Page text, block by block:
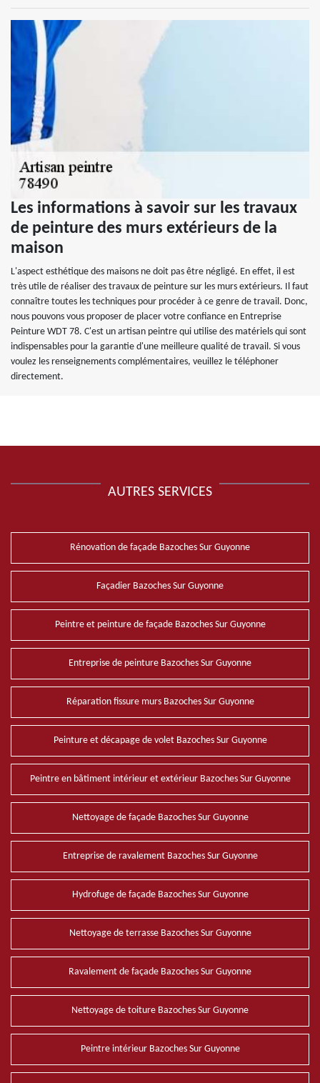
Les informations à savoir sur les travaux
de peinture des murs extérieurs de la
maison
L'aspect esthétique des maisons ne doit pas être négligé. En effet, il est
très utile de réaliser des travaux de peinture sur les murs extérieurs. Il faut
connaître toutes les techniques pour procéder à ce genre de travail. Donc,
nous pouvons vous proposer de placer votre confiance en Entreprise
Peinture WDT 78. C'est un artisan peintre qui utilise des matériels qui sont
indispensables pour la garantie d'une meilleure qualité de travail. Si vous
voulez les renseignements complémentaires, veuillez le téléphoner
directement.
AUTRES SERVICES
Rénovation de façade Bazoches Sur Guyonne
Façadier Bazoches Sur Guyonne
Peintre et peinture de façade Bazoches Sur Guyonne
Entreprise de peinture Bazoches Sur Guyonne
Réparation fissure murs Bazoches Sur Guyonne
Peinture et décapage de volet Bazoches Sur Guyonne
Peintre en bâtiment intérieur et extérieur Bazoches Sur Guyonne
Nettoyage de façade Bazoches Sur Guyonne
Entreprise de ravalement Bazoches Sur Guyonne
Hydrofuge de façade Bazoches Sur Guyonne
Nettoyage de terrasse Bazoches Sur Guyonne
Ravalement de façade Bazoches Sur Guyonne
Nettoyage de toiture Bazoches Sur Guyonne
Peintre intérieur Bazoches Sur Guyonne